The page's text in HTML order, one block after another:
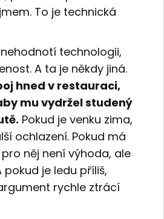
To je technická
technologii,
A ta je někdy jiná.
hned v restauraci,
mu vydržel studený
Pokud je venku zima,
ochlazení. Pokud má
něj není výhoda, ale
je ledu příliš,
rychle ztrácí